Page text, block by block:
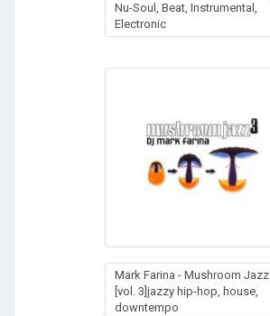
Nu-Soul, Beat, Instrumental,
Electronic
Mark Farina - Mushroom Jazz
[vol. 3]jazzy hip-hop, house,
downtempo